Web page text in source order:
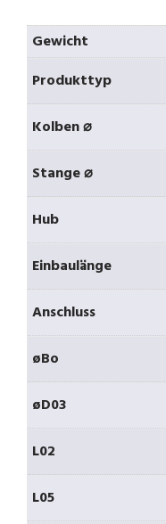
Gewicht
Produkttyp
Kolben ⌀
Stange ⌀
Hub
Einbaulänge
Anschluss
øBo
øD03
L02
L05